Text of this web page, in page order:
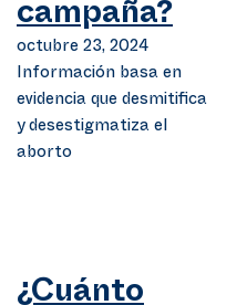
campaña?
octubre 23, 2024
Información basa en
evidencia que desmitifica
y desestigmatiza el
aborto
¿Cuánto